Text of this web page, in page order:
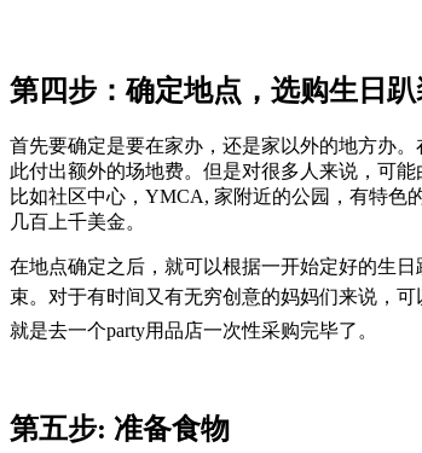
第四步：确定地点，选购生日
首先要确定是要在家办，还是家以外的地方办
此付出额外的场地费。但是对很多人来说，可
比如社区中心，YMCA, 家附近的公园，有特色
几百上千美金。
在地点确定之后，就可以根据一开始定好的生
束。对于有时间又有无穷创意的妈妈们来说，
就是去一个party用品店一次性采购完毕了。
第五步: 准备食物